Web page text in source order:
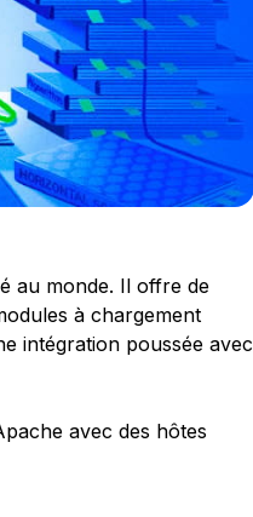
au monde. Il offre de
à chargement
intégration poussée avec
avec des hôtes